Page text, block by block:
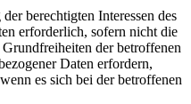
berechtigten Interessen des
erforderlich, sofern nicht die
der betroffenen
Daten erfordern,
es sich bei der betroffenen